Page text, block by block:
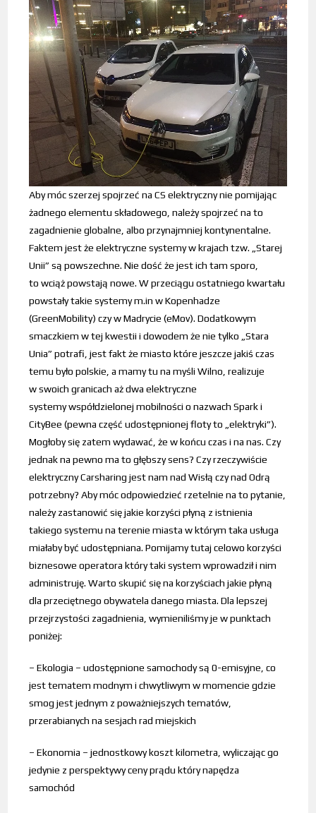
Aby móc szerzej spojrzeć na CS elektryczny nie pomijając
żadnego elementu składowego, należy spojrzeć na to
zagadnienie globalne, albo przynajmniej kontynentalne.
Faktem jest że elektryczne systemy w krajach tzw. „Starej
Unii” są powszechne. Nie dość że jest ich tam sporo,
to wciąż powstają nowe. W przeciągu ostatniego kwartału
powstały takie systemy m.in w Kopenhadze
(GreenMobility) czy w Madrycie (eMov). Dodatkowym
smaczkiem w tej kwestii i dowodem że nie tylko „Stara
Unia” potrafi, jest fakt że miasto które jeszcze jakiś czas
temu było polskie, a mamy tu na myśli Wilno, realizuje
w swoich granicach aż dwa elektryczne
systemy współdzielonej mobilności o nazwach Spark i
CityBee (pewna część udostępnionej floty to „elektryki”).
Mogłoby się zatem wydawać, że w końcu czas i na nas. Czy
jednak na pewno ma to głębszy sens? Czy rzeczywiście
elektryczny Carsharing jest nam nad Wisłą czy nad Odrą
potrzebny? Aby móc odpowiedzieć rzetelnie na to pytanie,
należy zastanowić się jakie korzyści płyną z istnienia
takiego systemu na terenie miasta w którym taka usługa
miałaby być udostępniana. Pomijamy tutaj celowo korzyści
biznesowe operatora który taki system wprowadził i nim
administruję. Warto skupić się na korzyściach jakie płyną
dla przeciętnego obywatela danego miasta. Dla lepszej
przejrzystości zagadnienia, wymieniliśmy je w punktach
poniżej:
– Ekologia – udostępnione samochody są 0-emisyjne, co
jest tematem modnym i chwytliwym w momencie gdzie
smog jest jednym z poważniejszych tematów,
przerabianych na sesjach rad miejskich
– Ekonomia – jednostkowy koszt kilometra, wyliczając go
jedynie z perspektywy ceny prądu który napędza
samochód